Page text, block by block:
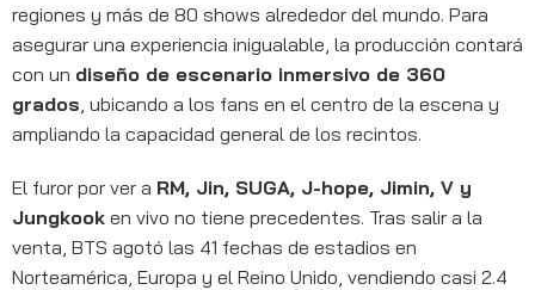
regiones y más de 80 shows alrededor del mundo. Para
asegurar una experiencia inigualable, la producción contará
con un diseño de escenario inmersivo de 360
grados , ubicando a los fans en el centro de la escena y
ampliando la capacidad general de los recintos.
El furor por ver a RM, Jin, SUGA, J-hope, Jimin, V y
Jungkook en vivo no tiene precedentes. Tras salir a la
venta, BTS agotó las 41 fechas de estadios en
Norteamérica, Europa y el Reino Unido, vendiendo casi 2.4